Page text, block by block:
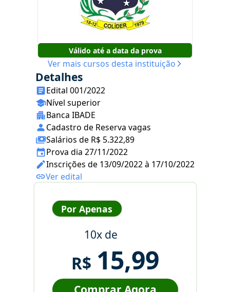
Válido até a data da prova
Ver mais cursos desta instituição
Detalhes
Edital 001/2022
Nível superior
Banca IBADE
Cadastro de Reserva vagas
Salários de R$ 5.322,89
Prova dia 27/11/2022
Inscrições de 13/09/2022 à 17/10/2022
Ver edital
Por Apenas
10x de
R$ 15,99